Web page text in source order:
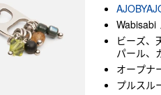
Wabisabi
ビーズ、
パール、
オープナ
プルスル